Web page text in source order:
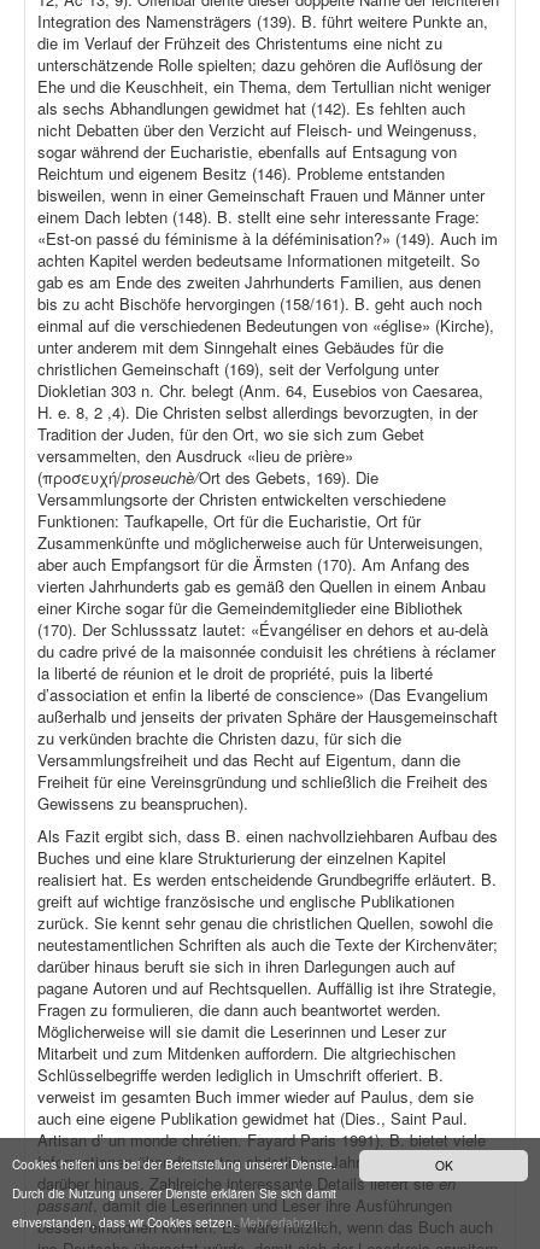
OK
Cookies helfen uns bei der Bereitstellung unserer Dienste.
Durch die Nutzung unserer Dienste erklären Sie sich damit
einverstanden, dass wir Cookies setzen.Mehr erfahren...
Integration des Namensträgers (139). B. führt weitere Punkte an,
die im Verlauf der Frühzeit des Christentums eine nicht zu
unterschätzende Rolle spielten; dazu gehören die Auflösung der
Ehe und die Keuschheit, ein Thema, dem Tertullian nicht weniger
als sechs Abhandlungen gewidmet hat (142). Es fehlten auch
nicht Debatten über den Verzicht auf Fleisch- und Weingenuss,
sogar während der Eucharistie, ebenfalls auf Entsagung von
Reichtum und eigenem Besitz (146). Probleme entstanden
bisweilen, wenn in einer Gemeinschaft Frauen und Männer unter
einem Dach lebten (148). B. stellt eine sehr interessante Frage:
«Est-on passé du féminisme à la déféminisation?» (149). Auch im
achten Kapitel werden bedeutsame Informationen mitgeteilt. So
gab es am Ende des zweiten Jahrhunderts Familien, aus denen
bis zu acht Bischöfe hervorgingen (158/161). B. geht auch noch
einmal auf die verschiedenen Bedeutungen von «église» (Kirche),
unter anderem mit dem Sinngehalt eines Gebäudes für die
christlichen Gemeinschaft (169), seit der Verfolgung unter
Diokletian 303 n. Chr. belegt (Anm. 64, Eusebios von Caesarea,
H. e. 8, 2 ,4). Die Christen selbst allerdings bevorzugten, in der
Tradition der Juden, für den Ort, wo sie sich zum Gebet
versammelten, den Ausdruck «lieu de prière»
(προσευχή/proseuchè/Ort des Gebets, 169). Die
Versammlungsorte der Christen entwickelten verschiedene
Funktionen: Taufkapelle, Ort für die Eucharistie, Ort für
Zusammenkünfte und möglicherweise auch für Unterweisungen,
aber auch Empfangsort für die Ärmsten (170). Am Anfang des
vierten Jahrhunderts gab es gemäß den Quellen in einem Anbau
einer Kirche sogar für die Gemeindemitglieder eine Bibliothek
(170). Der Schlusssatz lautet: «Évangéliser en dehors et au-delà
du cadre privé de la maisonnée conduisit les chrétiens à réclamer
la liberté de réunion et le droit de propriété, puis la liberté
d’association et enfin la liberté de conscience» (Das Evangelium
außerhalb und jenseits der privaten Sphäre der Hausgemeinschaft
zu verkünden brachte die Christen dazu, für sich die
Versammlungsfreiheit und das Recht auf Eigentum, dann die
Freiheit für eine Vereinsgründung und schließlich die Freiheit des
Gewissens zu beanspruchen).
Als Fazit ergibt sich, dass B. einen nachvollziehbaren Aufbau des
Buches und eine klare Strukturierung der einzelnen Kapitel
realisiert hat. Es werden entscheidende Grundbegriffe erläutert. B.
greift auf wichtige französische und englische Publikationen
zurück. Sie kennt sehr genau die christlichen Quellen, sowohl die
neutestamentlichen Schriften als auch die Texte der Kirchenväter;
darüber hinaus beruft sie sich in ihren Darlegungen auch auf
pagane Autoren und auf Rechtsquellen. Auffällig ist ihre Strategie,
Fragen zu formulieren, die dann auch beantwortet werden.
Möglicherweise will sie damit die Leserinnen und Leser zur
Mitarbeit und zum Mitdenken auffordern. Die altgriechischen
Schlüsselbegriffe werden lediglich in Umschrift offeriert. B.
verweist im gesamten Buch immer wieder auf Paulus, dem sie
auch eine eigene Publikation gewidmet hat (Dies., Saint Paul.
Artisan d’ un monde chrétien. Fayard Paris 1991). B. bietet viele
Informationen über die ersten christlichen Jahrhunderte und
darüber hinaus. Zahlreiche interessante Details liefert sieen
passant, damit die Leserinnen und Leser ihre Ausführungen
besser einordnen können. Es wäre nützlich, wenn das Buch auch